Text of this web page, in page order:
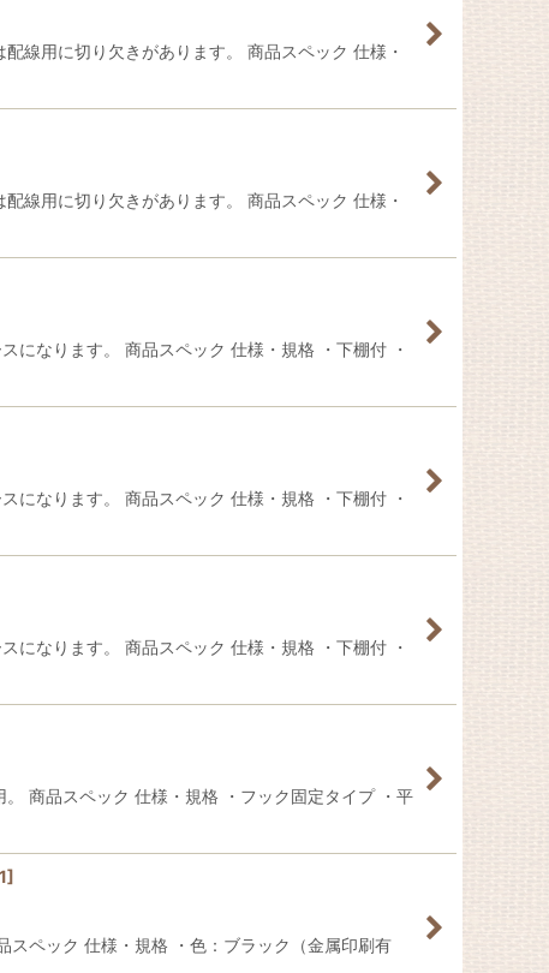
線用に切り欠きがあります。 商品スペック 仕様・
線用に切り欠きがあります。 商品スペック 仕様・
になります。 商品スペック 仕様・規格 ・下棚付 ・
になります。 商品スペック 仕様・規格 ・下棚付 ・
になります。 商品スペック 仕様・規格 ・下棚付 ・
商品スペック 仕様・規格 ・フック固定タイプ ・平
]
スペック 仕様・規格 ・色：ブラック（金属印刷有